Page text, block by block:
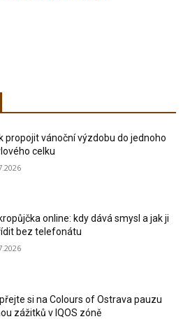
propojit vánoční výzdobu do jednoho
celku
online: kdy dává smysl a jak ji
bez telefonátu
si na Colours of Ostrava pauzu
zážitků v IQOS zóně